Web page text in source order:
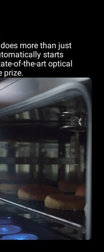
more than just
starts
of-the-art optical
prize.